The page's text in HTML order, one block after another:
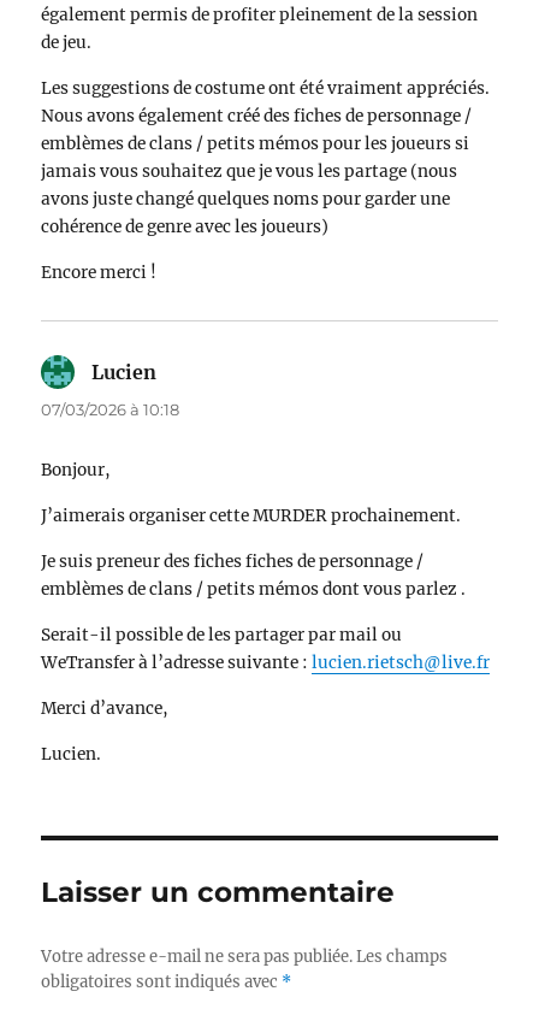
également permis de profiter pleinement de la session
de jeu.
Les suggestions de costume ont été vraiment appréciés.
Nous avons également créé des fiches de personnage /
emblèmes de clans / petits mémos pour les joueurs si
jamais vous souhaitez que je vous les partage (nous
avons juste changé quelques noms pour garder une
cohérence de genre avec les joueurs)
Encore merci !
Lucien
07/03/2026 à 10:18
Bonjour,
J’aimerais organiser cette MURDER prochainement.
Je suis preneur des fiches fiches de personnage /
emblèmes de clans / petits mémos dont vous parlez .
Serait-il possible de les partager par mail ou
WeTransfer à l’adresse suivante :lucien.rietsch@live.fr
Merci d’avance,
Lucien.
Laisser un commentaire
Votre adresse e-mail ne sera pas publiée. Les champs
obligatoires sont indiqués avec *